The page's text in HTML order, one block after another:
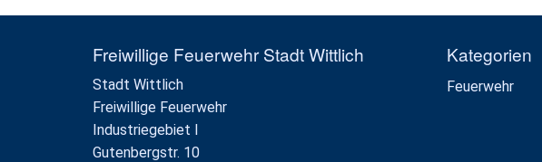
Freiwillige Feuerwehr Stadt Wittlich
Stadt Wittlich
Freiwillige Feuerwehr
Industriegebiet I
Gutenbergstr. 10
Kategorien
Feuerwehr